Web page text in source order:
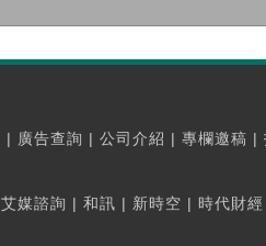
| 廣告查詢 | 公司介紹 | 專欄邀稿 |
艾媒諮詢 | 和訊 | 新時空 | 時代財經